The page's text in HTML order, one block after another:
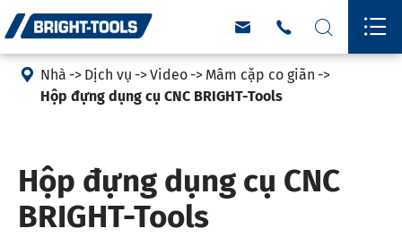
   
 Nhà Dịch vụ Video
Mâm cặp co giãn
Hộp đựng dụng cụ CNC BRIGHT-Tools
Hộp đựng dụng cụ CNC
BRIGHT-Tools